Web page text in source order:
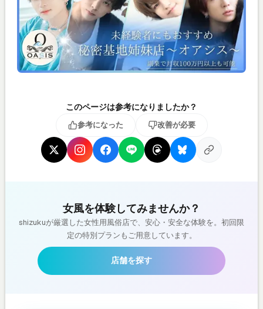
このページは参考になりましたか？
参考になった 改善が必要
女風を体験してみませんか？
shizukuが厳選した女性用風俗店で、安心・安全な体験を。初回限
定の特別プランもご用意しています。
店舗を探す